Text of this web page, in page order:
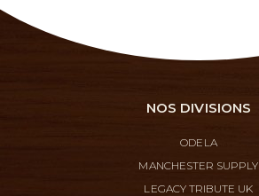
NOS DIVISIONS
ODELA
MANCHESTER SUPPLY
LEGACY TRIBUTE UK